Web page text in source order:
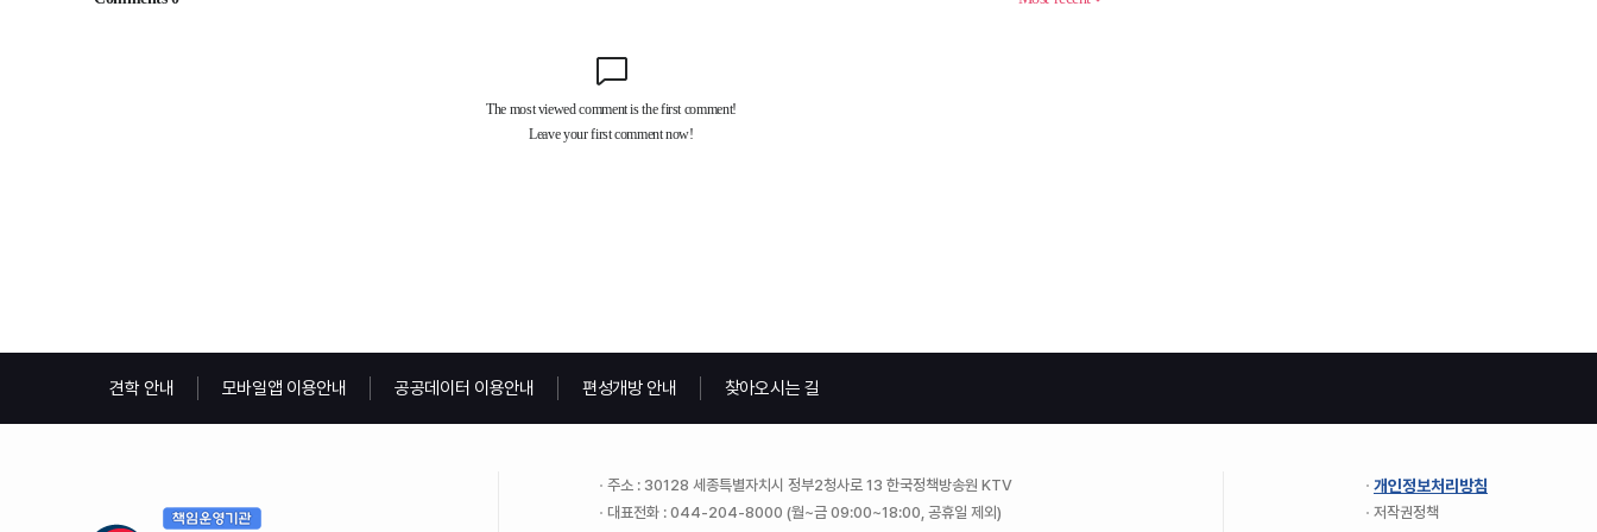
견학 안내 모바일앱 이용안내 공공데이터 이용안내 편성개방 안내 찾아오시는 길
주소 : 30128 세종특별자치시 정부2청사로 13 한국정책방송원 KTV
대표전화 : 044-204-8000 (월~금 09:00~18:00, 공휴일 제외)
개인정보처리방침
저작권정책